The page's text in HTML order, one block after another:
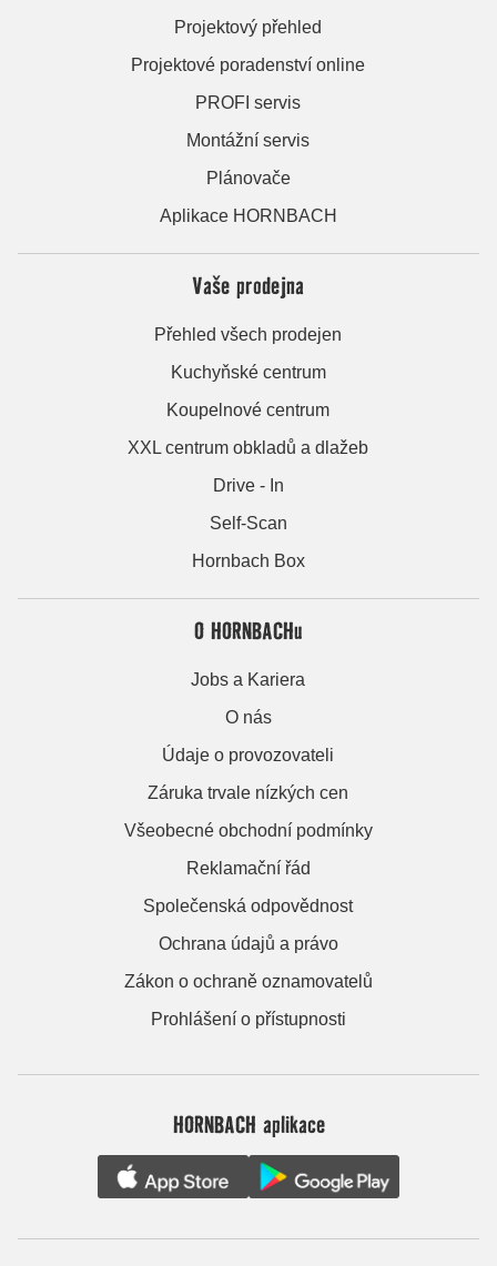
Projektový přehled
Projektové poradenství online
PROFI servis
Montážní servis
Plánovače
Aplikace HORNBACH
Vaše prodejna
Přehled všech prodejen
Kuchyňské centrum
Koupelnové centrum
XXL centrum obkladů a dlažeb
Drive - In
Self-Scan
Hornbach Box
O HORNBACHu
Jobs a Kariera
O nás
Údaje o provozovateli
Záruka trvale nízkých cen
Všeobecné obchodní podmínky
Reklamační řád
Společenská odpovědnost
Ochrana údajů a právo
Zákon o ochraně oznamovatelů
Prohlášení o přístupnosti
HORNBACH aplikace